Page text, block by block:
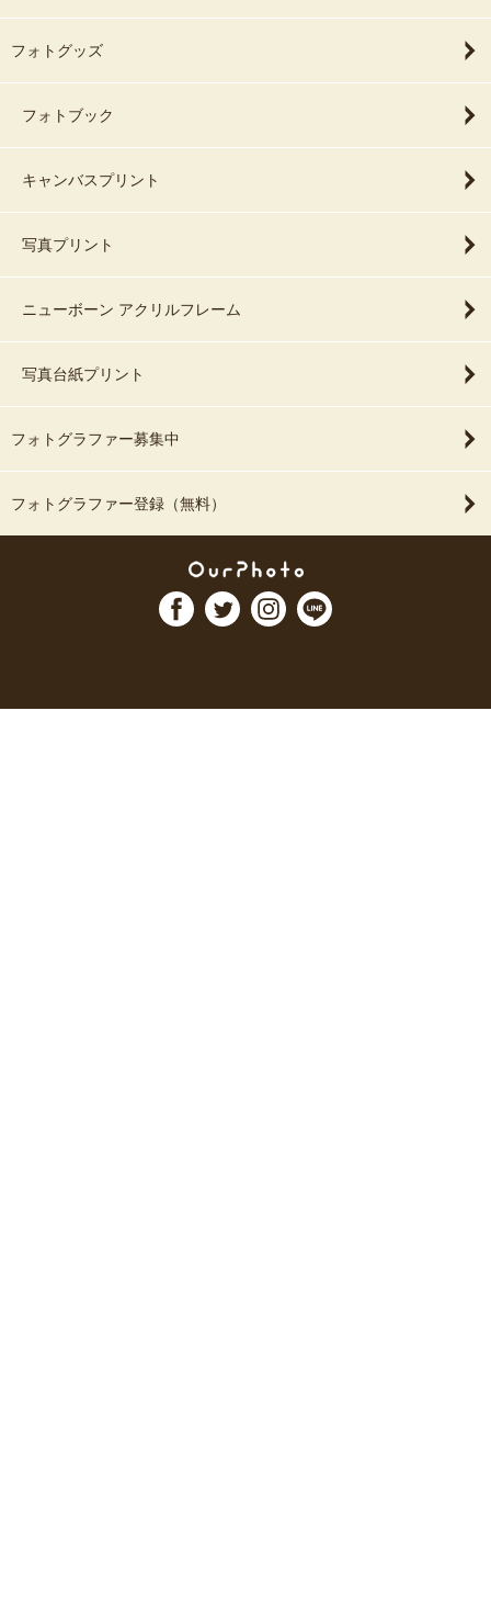
フォトグッズ
フォトブック
キャンバスプリント
写真プリント
ニューボーン アクリルフレーム
写真台紙プリント
フォトグラファー募集中
フォトグラファー登録（無料）